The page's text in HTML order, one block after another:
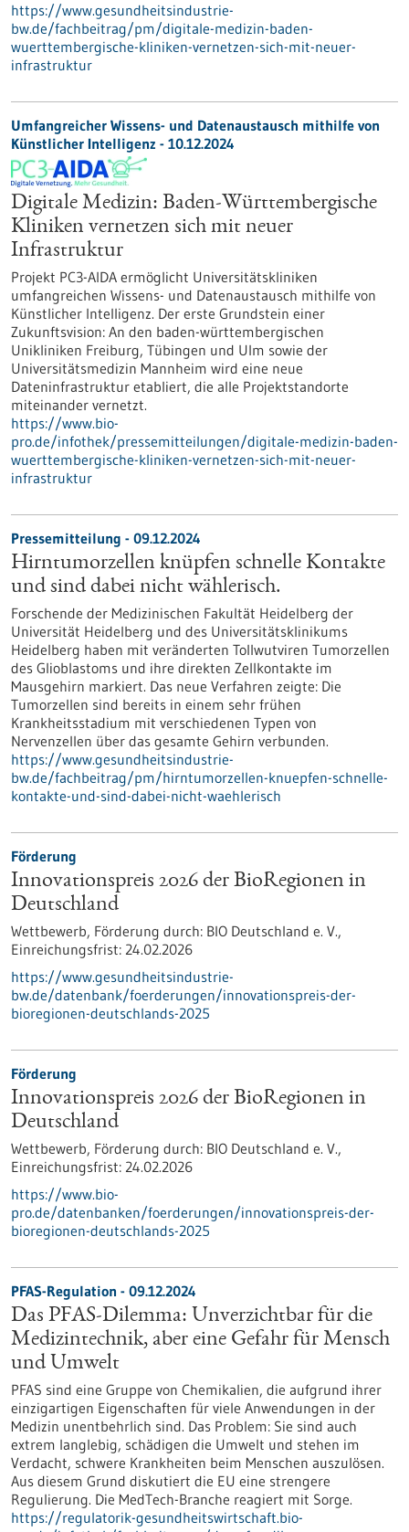
https://www.gesundheitsindustrie-
bw.de/fachbeitrag/pm/digitale-medizin-baden-
wuerttembergische-kliniken-vernetzen-sich-mit-neuer-
infrastruktur
Umfangreicher Wissens- und Datenaustausch mithilfe von
Künstlicher Intelligenz - 10.12.2024
Digitale Medizin: Baden-Württembergische
Kliniken vernetzen sich mit neuer
Infrastruktur
Projekt PC3-AIDA ermöglicht Universitätskliniken
umfangreichen Wissens- und Datenaustausch mithilfe von
Künstlicher Intelligenz. Der erste Grundstein einer
Zukunftsvision: An den baden-württembergischen
Unikliniken Freiburg, Tübingen und Ulm sowie der
Universitätsmedizin Mannheim wird eine neue
Dateninfrastruktur etabliert, die alle Projektstandorte
miteinander vernetzt.
https://www.bio-
pro.de/infothek/pressemitteilungen/digitale-medizin-baden-
wuerttembergische-kliniken-vernetzen-sich-mit-neuer-
infrastruktur
Pressemitteilung - 09.12.2024
Hirntumorzellen knüpfen schnelle Kontakte
und sind dabei nicht wählerisch.
Forschende der Medizinischen Fakultät Heidelberg der
Universität Heidelberg und des Universitätsklinikums
Heidelberg haben mit veränderten Tollwutviren Tumorzellen
des Glioblastoms und ihre direkten Zellkontakte im
Mausgehirn markiert. Das neue Verfahren zeigte: Die
Tumorzellen sind bereits in einem sehr frühen
Krankheitsstadium mit verschiedenen Typen von
Nervenzellen über das gesamte Gehirn verbunden.
https://www.gesundheitsindustrie-
bw.de/fachbeitrag/pm/hirntumorzellen-knuepfen-schnelle-
kontakte-und-sind-dabei-nicht-waehlerisch
Förderung
Innovationspreis 2026 der BioRegionen in
Deutschland
Wettbewerb, Förderung durch: BIO Deutschland e. V.,
Einreichungsfrist: 24.02.2026
https://www.gesundheitsindustrie-
bw.de/datenbank/foerderungen/innovationspreis-der-
bioregionen-deutschlands-2025
Förderung
Innovationspreis 2026 der BioRegionen in
Deutschland
Wettbewerb, Förderung durch: BIO Deutschland e. V.,
Einreichungsfrist: 24.02.2026
https://www.bio-
pro.de/datenbanken/foerderungen/innovationspreis-der-
bioregionen-deutschlands-2025
PFAS-Regulation - 09.12.2024
Das PFAS-Dilemma: Unverzichtbar für die
Medizintechnik, aber eine Gefahr für Mensch
und Umwelt
PFAS sind eine Gruppe von Chemikalien, die aufgrund ihrer
einzigartigen Eigenschaften für viele Anwendungen in der
Medizin unentbehrlich sind. Das Problem: Sie sind auch
extrem langlebig, schädigen die Umwelt und stehen im
Verdacht, schwere Krankheiten beim Menschen auszulösen.
Aus diesem Grund diskutiert die EU eine strengere
Regulierung. Die MedTech-Branche reagiert mit Sorge.
https://regulatorik-gesundheitswirtschaft.bio-